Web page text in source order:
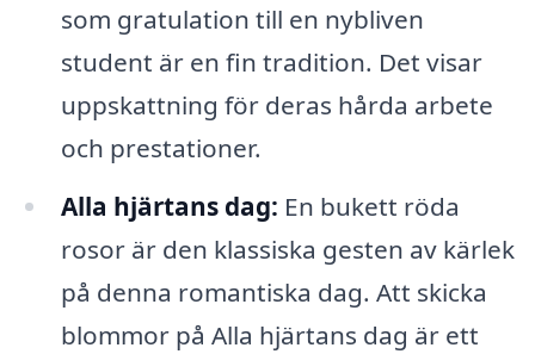
som gratulation till en nybliven
student är en fin tradition. Det visar
uppskattning för deras hårda arbete
och prestationer.
Alla hjärtans dag: En bukett röda
rosor är den klassiska gesten av kärlek
på denna romantiska dag. Att skicka
blommor på Alla hjärtans dag är ett